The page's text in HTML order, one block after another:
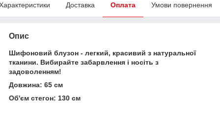
Доставка Оплата Умови повернення
Опис
Шифоновий блузон - легкий, красивий з натуральної
тканини. Вибирайте забарвлення і носіть з
задоволенням!
Довжина: 65 см
Об'єм стегон: 130 см